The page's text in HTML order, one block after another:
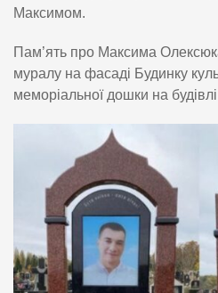
Максимом.
Пам’ять про Максима
муралу на фасаді Будинку
меморіальної дошки на